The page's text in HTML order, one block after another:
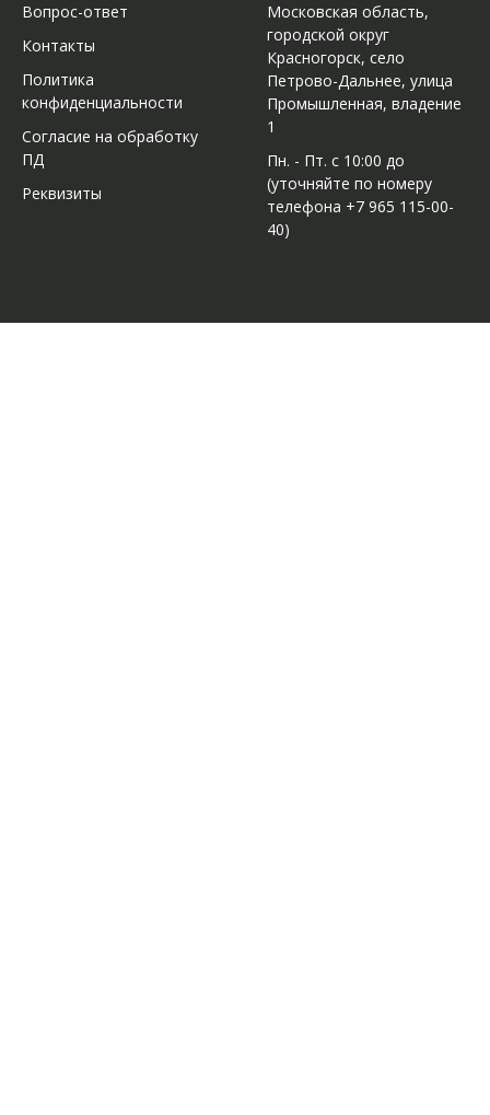
Вопрос-ответ
Контакты
Политика
конфиденциальности
Согласие на обработку
ПД
Реквизиты
Московская область,
городской округ
Красногорск, село
Петрово-Дальнее, улица
Промышленная, владение
1
Пн. - Пт. с 10:00 до
(уточняйте по номеру
телефона +7 965 115-00-
40)